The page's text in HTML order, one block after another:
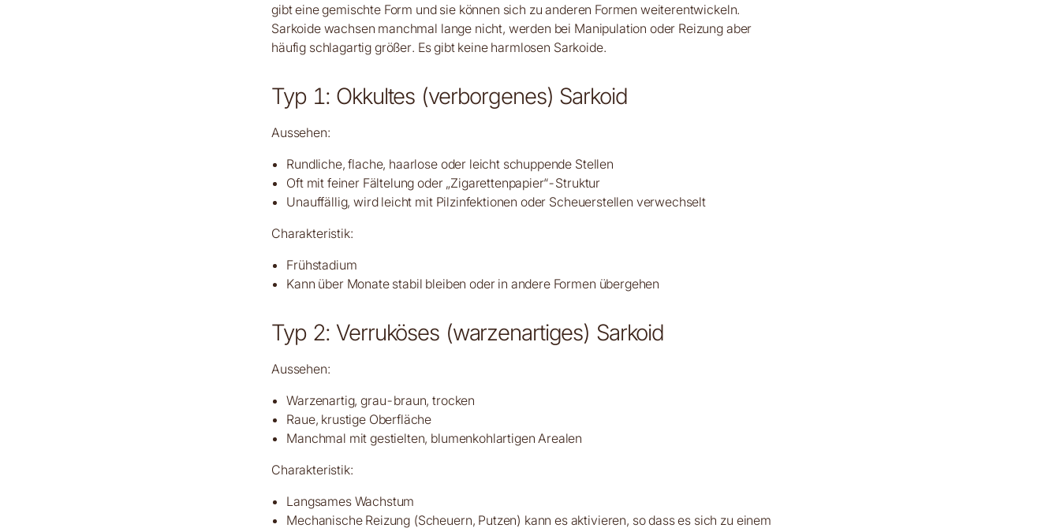
gibt eine gemischte Form und sie können sich zu anderen Formen weiterentwickeln.
Sarkoide wachsen manchmal lange nicht, werden bei Manipulation oder Reizung aber
häufig schlagartig größer. Es gibt keine harmlosen Sarkoide.
Typ 1: Okkultes (verborgenes) Sarkoid
Aussehen:
Rundliche, flache, haarlose oder leicht schuppende Stellen
Oft mit feiner Fältelung oder „Zigarettenpapier“-Struktur
Unauffällig, wird leicht mit Pilzinfektionen oder Scheuerstellen verwechselt
Charakteristik:
Frühstadium
Kann über Monate stabil bleiben oder in andere Formen übergehen
Typ 2: Verruköses (warzenartiges) Sarkoid
Aussehen:
Warzenartig, grau-braun, trocken
Raue, krustige Oberfläche
Manchmal mit gestielten, blumenkohlartigen Arealen
Charakteristik:
Langsames Wachstum
Mechanische Reizung (Scheuern, Putzen) kann es aktivieren, so dass es sich zu einem